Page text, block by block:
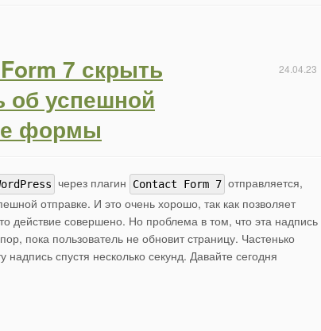
7 скрыть
об успешной
формы
через плагин Contact Form 7 отправляется,
отправке. И это очень хорошо, так как позволяет
действие совершено. Но проблема в том, что эта надпись
пока пользователь не обновит страницу. Частенько
надпись спустя несколько секунд. Давайте сегодня
24.04.23